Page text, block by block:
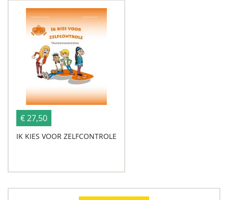
€ 27,50
IK KIES VOOR ZELFCONTROLE